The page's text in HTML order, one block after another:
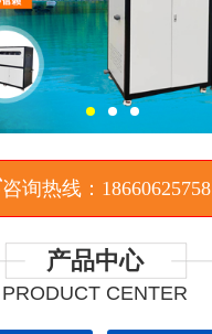
咨询热线：18660625758
产品中心
PRODUCT CENTER